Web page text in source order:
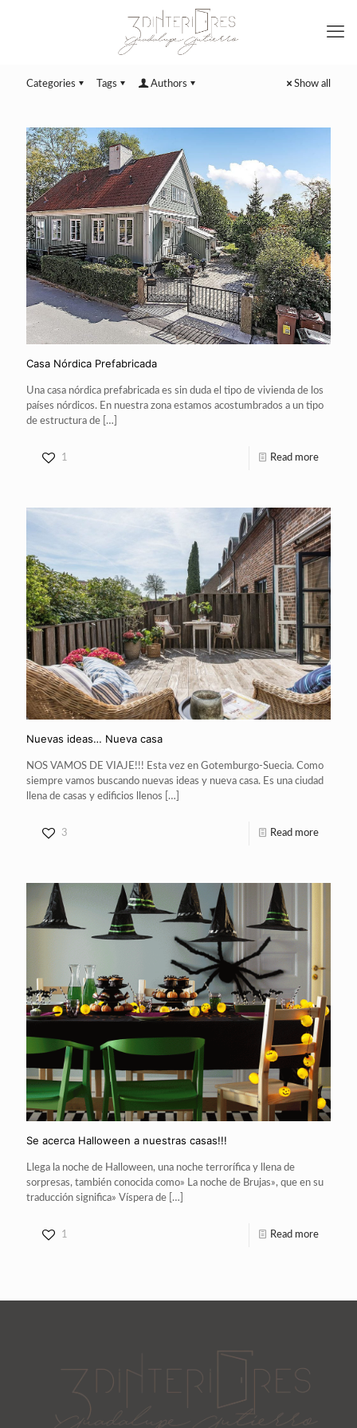
Categories Tags Authors Show all
Casa Nórdica Prefabricada
Una casa nórdica prefabricada es sin duda el tipo de vivienda de los
países nórdicos. En nuestra zona estamos acostumbrados a un tipo
de estructura de […]
1 Read more
Nuevas ideas… Nueva casa
NOS VAMOS DE VIAJE!!! Esta vez en Gotemburgo-Suecia. Como
siempre vamos buscando nuevas ideas y nueva casa. Es una ciudad
llena de casas y edificios llenos […]
3 Read more
Se acerca Halloween a nuestras casas!!!
Llega la noche de Halloween, una noche terrorífica y llena de
sorpresas, también conocida como» La noche de Brujas», que en su
traducción significa» Víspera de […]
1 Read more